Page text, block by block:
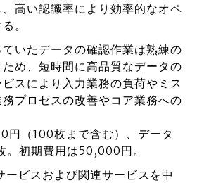
高い認識率により効率的なオペ
。
いたデータの確認作業は熟練の
め、短時間に高品質なデータの
スにより入力業務の負荷やミス
プロセスの改善やコア業務への
円（100枚まで含む）、データ
初期費用は50,000円。
ービスおよび関連サービスを中